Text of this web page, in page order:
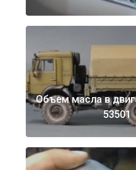
Объем масла в
53501